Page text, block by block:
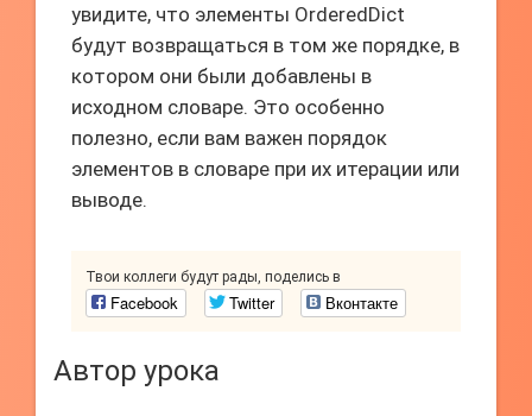
увидите, что элементы OrderedDict
будут возвращаться в том же порядке, в
котором они были добавлены в
исходном словаре. Это особенно
полезно, если вам важен порядок
элементов в словаре при их итерации или
выводе.
Твои коллеги будут рады, поделись в
Facebook Twitter Вконтакте
Автор урока